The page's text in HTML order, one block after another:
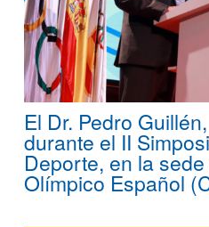
El Dr. Pedro
durante el II
Deporte, en la
Olímpico Español